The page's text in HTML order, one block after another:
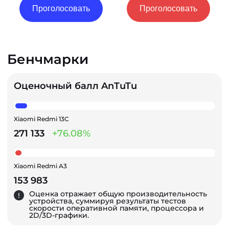
Проголосовать Проголосовать
Бенчмарки
Оценочный балл AnTuTu
Xiaomi Redmi 13C
271 133 +76.08%
Xiaomi Redmi A3
153 983
Оценка отражает общую производительность
устройства, суммируя результаты тестов
скорости оперативной памяти, процессора и
2D/3D-графики.